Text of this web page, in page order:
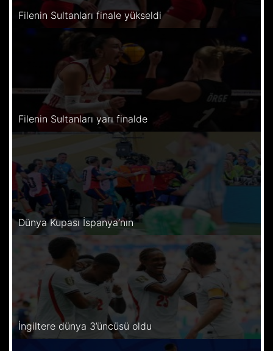
Filenin Sultanları finale yükseldi
Filenin Sultanları yarı finalde
Dünya Kupası İspanya’nın
İngiltere dünya 3’üncüsü oldu